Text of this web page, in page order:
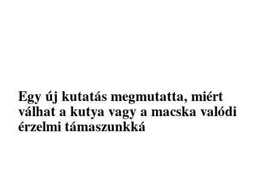
Egy új kutatás megmutatta, miért
válhat a kutya vagy a macska valódi
érzelmi támaszunkká